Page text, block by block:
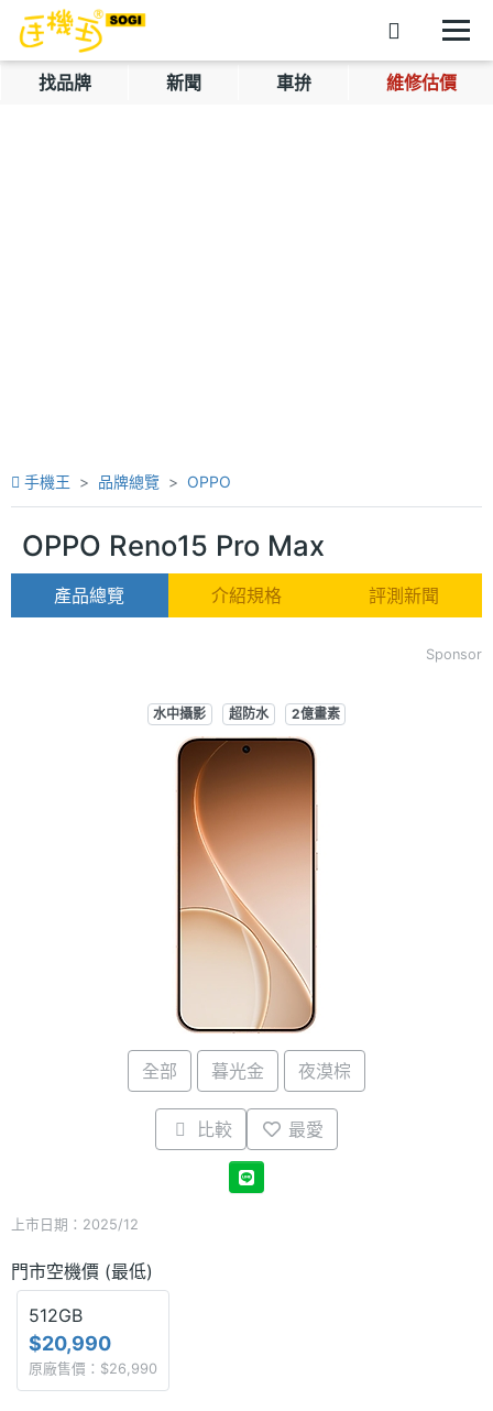
找品牌 新聞 車拚 維修估價
手機王 品牌總覽 OPPO
OPPO Reno15 Pro Max
產品總覽 介紹規格 評測新聞
Sponsor
水中攝影 超防水 2億畫素
全部 暮光金 夜漠棕
比較 最愛
上市日期：2025/12
門市空機價 (最低)
512GB
$20,990
原廠售價：$26,990